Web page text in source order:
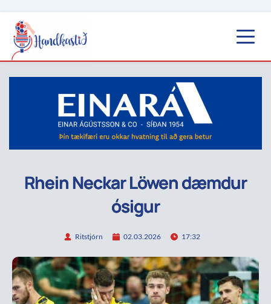
Rhein Neckar Löwen dæmdur
ósigur
Ritstjórn 02.03.2026 17:32